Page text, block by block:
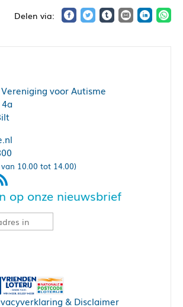
voor Autisme
10.00 tot 14.00)
op onze nieuwsbrief
& Disclaimer